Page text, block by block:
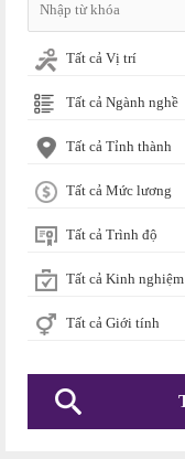
Tất cả Vị trí
Tất cả Ngành nghề
Tất cả Tỉnh thành
Tất cả Mức lương
Tất cả Trình độ
Tất cả Kinh nghiệm
Tất cả Giới tính